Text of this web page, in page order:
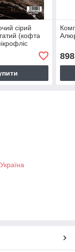
сірий
(кофта
898